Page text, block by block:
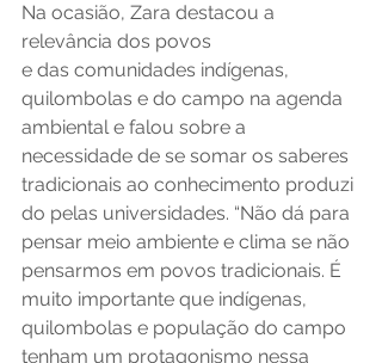
Na ocasião, Zara destacou a
relevância dos povos
e das comunidades indígenas,
quilombolas e do campo na agenda
ambiental e falou sobre a
necessidade de se somar os saberes
tradicionais ao conhecimento produzi
do pelas universidades. “Não dá para
pensar meio ambiente e clima se não
pensarmos em povos tradicionais. É
muito importante que indígenas,
quilombolas e população do campo
tenham um protagonismo nessa